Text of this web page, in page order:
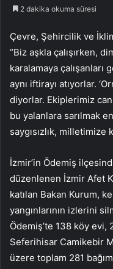
2 dakika okuma süresi
Çevre, Şehircilik ve
“Biz aşkla çalışırken,
karalamaya çalışanları
aynı iftirayı atıyorlar.
diyorlar. Ekiplerimiz
bu yalanlara sarılmak
saygısızlık, milletimize
İzmir’in Ödemiş
düzenlenen İzmir Afet
katılan Bakan Kurum,
yangınlarının izlerini
Ödemiş’te 138 köy evi,
Seferihisar Camikebir
üzere toplam 281